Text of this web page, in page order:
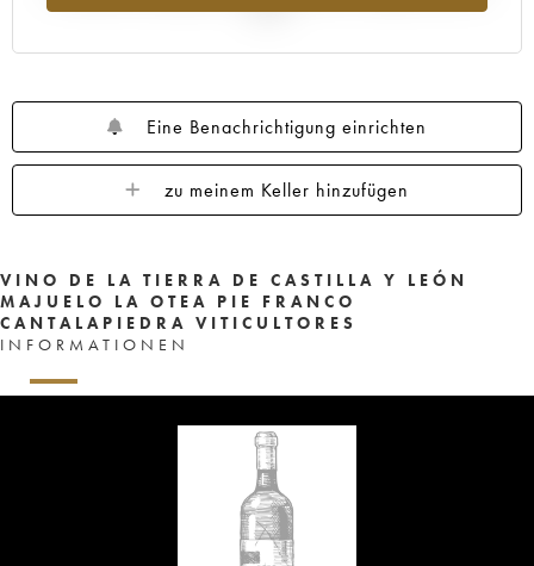
Eine Benachrichtigung einrichten
zu meinem Keller hinzufügen
VINO DE LA TIERRA DE CASTILLA Y LEÓN
MAJUELO LA OTEA PIE FRANCO
CANTALAPIEDRA VITICULTORES
INFORMATIONEN